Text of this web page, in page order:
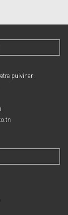
pulvinar.